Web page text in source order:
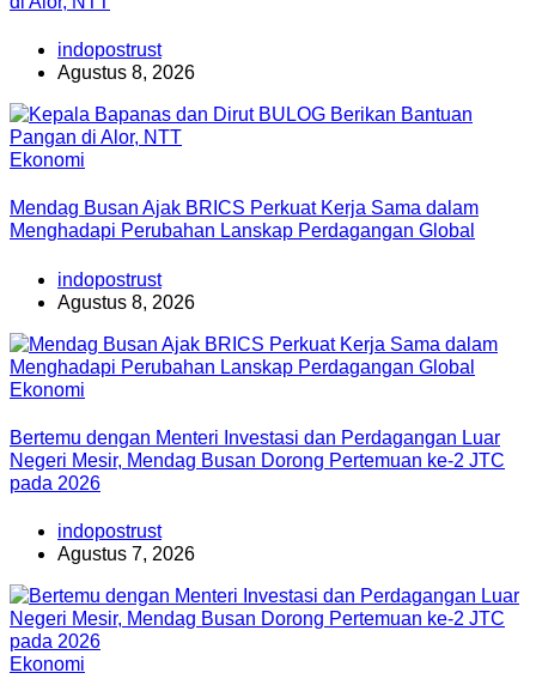
indopostrust
Agustus 8, 2026
Ekonomi
Mendag Busan Ajak BRICS Perkuat Kerja Sama dalam
Menghadapi Perubahan Lanskap Perdagangan Global
indopostrust
Agustus 8, 2026
Ekonomi
Bertemu dengan Menteri Investasi dan Perdagangan Luar
Negeri Mesir, Mendag Busan Dorong Pertemuan ke-2 JTC
pada 2026
indopostrust
Agustus 7, 2026
Ekonomi